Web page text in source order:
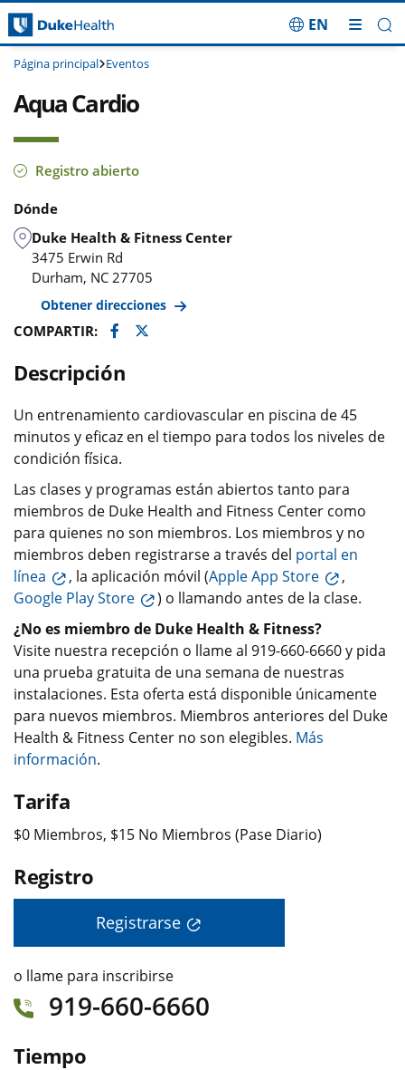
Saltar navegación
EN
Página principal Eventos
Aqua Cardio
Registro abierto
Dónde
Duke Health & Fitness Center
3475 Erwin Rd
Durham, NC 27705
Obtener direcciones
COMPARTIR: Facebook
Twitter
Descripción
Un entrenamiento cardiovascular en piscina de 45
minutos y eficaz en el tiempo para todos los niveles de
condición física.
Las clases y programas están abiertos tanto para
miembros de Duke Health and Fitness Center como
para quienes no son miembros. Los miembros y no
miembros deben registrarse a través del portal en
línea
, la aplicación móvil (Apple App Store
,
Google Play Store
) o llamando antes de la clase.
¿No es miembro de Duke Health & Fitness?
Visite nuestra recepción o llame al 919-660-6660 y pida
una prueba gratuita de una semana de nuestras
instalaciones. Esta oferta está disponible únicamente
para nuevos miembros. Miembros anteriores del Duke
Health & Fitness Center no son elegibles. Más
información.
Tarifa
$0 Miembros, $15 No Miembros (Pase Diario)
Registro
Registrarse
o llame para inscribirse
919-660-6660
Tiempo